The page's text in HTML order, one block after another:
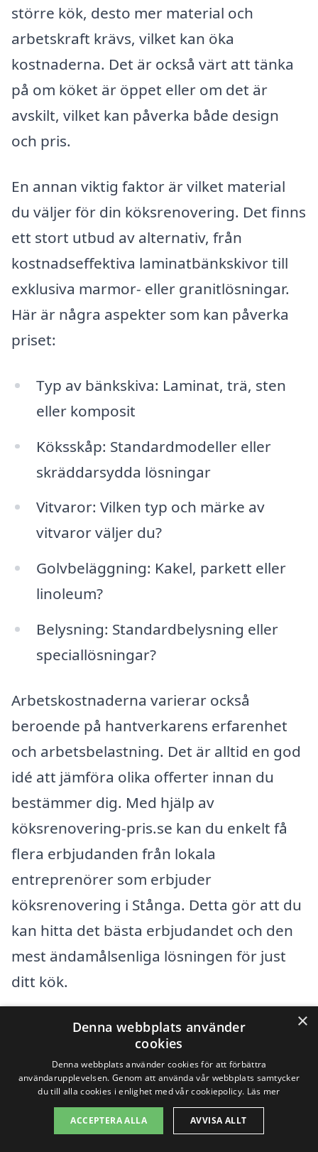
större kök, desto mer material och
arbetskraft krävs, vilket kan öka
kostnaderna. Det är också värt att tänka
på om köket är öppet eller om det är
avskilt, vilket kan påverka både design
och pris.
En annan viktig faktor är vilket material
du väljer för din köksrenovering. Det finns
ett stort utbud av alternativ, från
kostnadseffektiva laminatbänkskivor till
exklusiva marmor- eller granitlösningar.
Här är några aspekter som kan påverka
priset:
Typ av bänkskiva: Laminat, trä, sten
eller komposit
Köksskåp: Standardmodeller eller
skräddarsydda lösningar
Vitvaror: Vilken typ och märke av
vitvaror väljer du?
Golvbeläggning: Kakel, parkett eller
linoleum?
Belysning: Standardbelysning eller
speciallösningar?
Arbetskostnaderna varierar också
beroende på hantverkarens erfarenhet
och arbetsbelastning. Det är alltid en god
idé att jämföra olika offerter innan du
bestämmer dig. Med hjälp av
köksrenovering-pris.se kan du enkelt få
flera erbjudanden från lokala
entreprenörer som erbjuder
köksrenovering i Stånga. Detta gör att du
kan hitta det bästa erbjudandet och den
mest ändamålsenliga lösningen för just
ditt kök.
Slutligen är det viktigt att tänka på det
slutgiltiga resultatet. En investering i en
kvalitetsrenovering kan öka värdet på ditt
hem och förbättra din livskvalitet. Tveka
inte att utforska dina alternativ och titta
×
Denna webbplats använder
cookies
Denna webbplats använder cookies för att förbättra
användarupplevelsen. Genom att använda vår webbplats samtycker
du till alla cookies i enlighet med vår cookiepolicy. Läs mer
ACCEPTERA ALLA AVVISA ALLT